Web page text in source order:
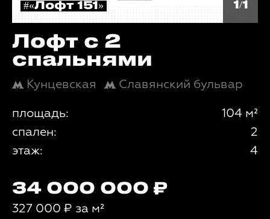
#«Лофт 151» 1/1
Лофт с 2
спальнями
Кунцевская Славянский бульвар
площадь:
104 м²
спален:
2
этаж:
4
34 000 000
327 000 ₽ за м²